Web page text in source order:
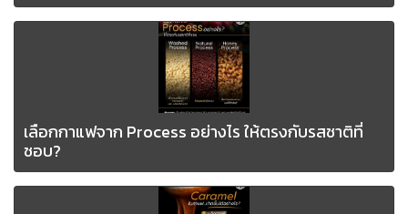
เลือกกาแฟจาก Process อย่างไร ให้ตรงกับรสชาติที่
ชอบ? ️